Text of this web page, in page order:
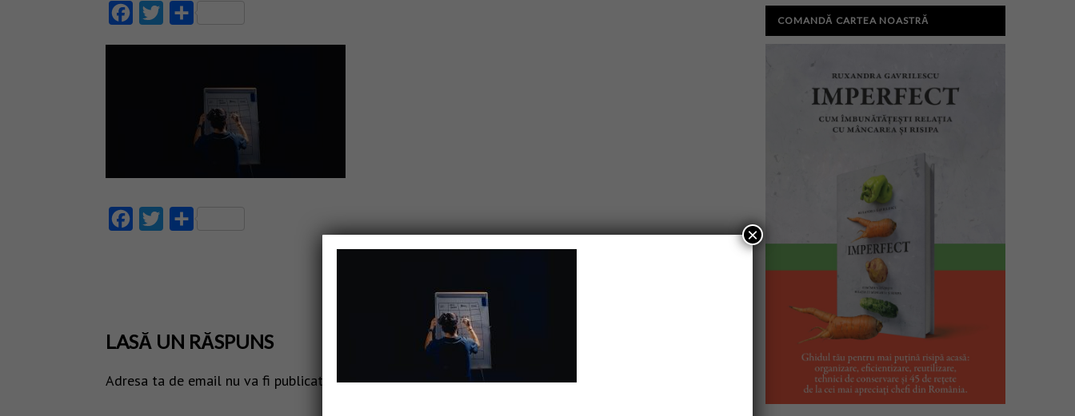
FacebookTwitter
FacebookTwitter
LASĂ UN RĂSPUNS
Adresa ta de email nu va fi publicată. Câmpurile obligatorii sunt marcate cu*
COMANDĂ CARTEA NOASTRĂ
×